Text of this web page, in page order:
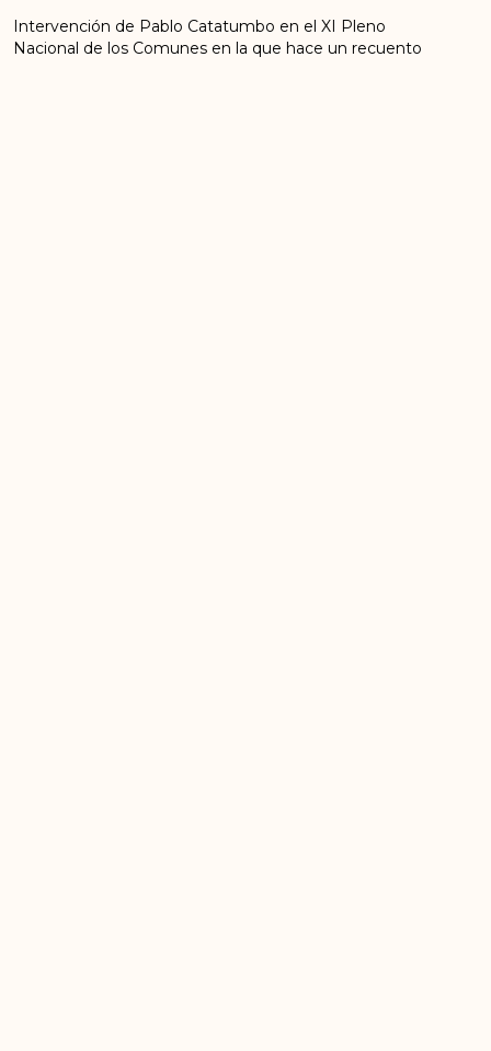
Intervención de Pablo Catatumbo en el XI Pleno
Nacional de los Comunes en la que hace un recuento